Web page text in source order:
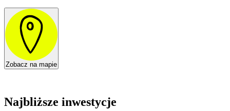
Zobacz na mapie
Najbliższe inwestycje